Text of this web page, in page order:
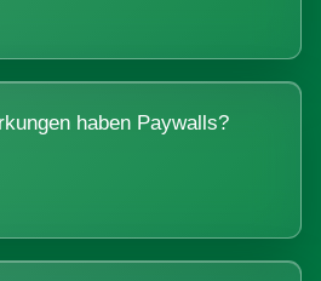
haben Paywalls?